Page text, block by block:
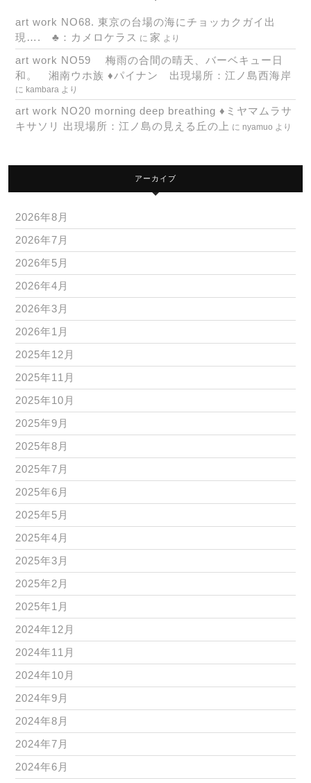
art work NO68. 東京の台場の海にチョッカクガイ出
現…. ♣：カメロケラス に 家 より
art work NO59 梅雨の合間の晴天、バーベキュー日
和。 湘南ウホ族 ♦パイナン 出現場所：江ノ島西海岸
に kambara より
art work NO20 morning deep breathing ♦ミヤマムラサ
キサソリ 出現場所：江ノ島の見える丘の上 に nyamuo より
アーカイブ
2026年8月
2026年7月
2026年5月
2026年4月
2026年3月
2026年1月
2025年12月
2025年11月
2025年10月
2025年9月
2025年8月
2025年7月
2025年6月
2025年5月
2025年4月
2025年3月
2025年2月
2025年1月
2024年12月
2024年11月
2024年10月
2024年9月
2024年8月
2024年7月
2024年6月